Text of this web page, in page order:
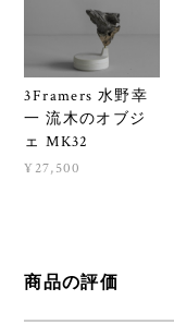
3Framers 水野幸
一 流木のオブジ
ェ MK32
¥27,500
商品の評価